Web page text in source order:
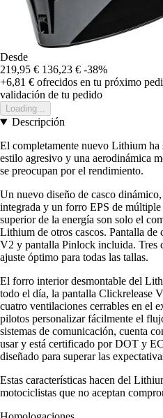
Desde
219,95 € 136,23 € -38%
+6,81 € ofrecidos en tu próximo
validación de tu pedido
Loading...
Descripción
El completamente nuevo Lithium ha
estilo agresivo y una aerodinámica
se preocupan por el rendimiento.
Un nuevo diseño de casco
integrada y un forro EPS de múltiple
superior de la energía son solo el
Lithium de otros cascos. Pantalla de
V2 y pantalla Pinlock incluida. Tres
ajuste óptimo para todas las tallas.
El forro interior desmontable del
todo el día, la pantalla Clickrelease
cuatro ventilaciones cerrables en el
pilotos personalizar fácilmente el
sistemas de comunicación, cuenta
usar y está certificado por DOT y
diseñado para superar las
Estas características hacen del
motociclistas que no aceptan